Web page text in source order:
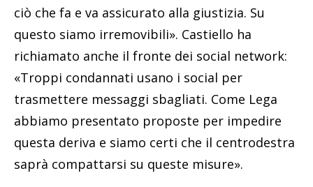
ciò che fa e va assicurato alla giustizia. Su
questo siamo irremovibili». Castiello ha
richiamato anche il fronte dei social network:
«Troppi condannati usano i social per
trasmettere messaggi sbagliati. Come Lega
abbiamo presentato proposte per impedire
questa deriva e siamo certi che il centrodestra
saprà compattarsi su queste misure».